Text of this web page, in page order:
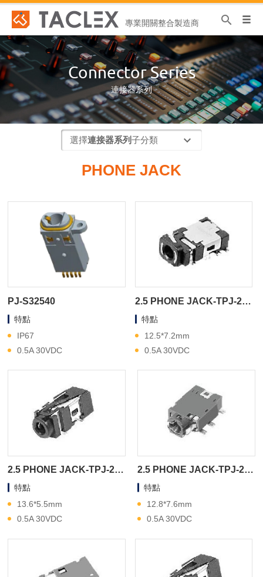
專業開關整合製造商 search
Connector Series
連接器系列
選擇連接器系列子分類
PHONE JACK
PJ-S32540
特點
IP67
0.5A 30VDC
2.5 PHONE JACK-TPJ-2A770
特點
12.5*7.2mm
0.5A 30VDC
2.5 PHONE JACK-TPJ-2A700
特點
13.6*5.5mm
0.5A 30VDC
2.5 PHONE JACK-TPJ-2A600
特點
12.8*7.6mm
0.5A 30VDC